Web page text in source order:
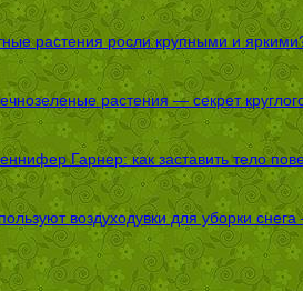
растения росли крупными и
растения — секрет
Гарнер: как заставить тело
воздуходувки для уборки